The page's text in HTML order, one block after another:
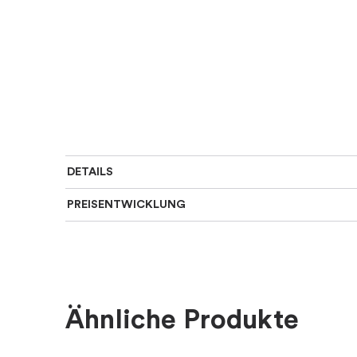
DETAILS
SKU:
PREISENTWICKLUNG
Ähnliche Produkte